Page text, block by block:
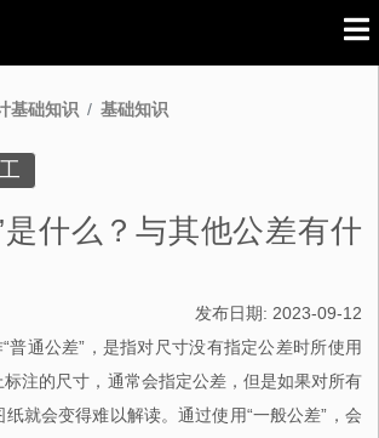
基础知识 基础知识
是什么？与其他公差有什
发布日期: 2023-09-12
普通公差”，是指对尺寸没有指定公差时所使用
注的尺寸，通常会指定公差，但是如果对所有
就会变得难以解读。通过使用“一般公差”，会